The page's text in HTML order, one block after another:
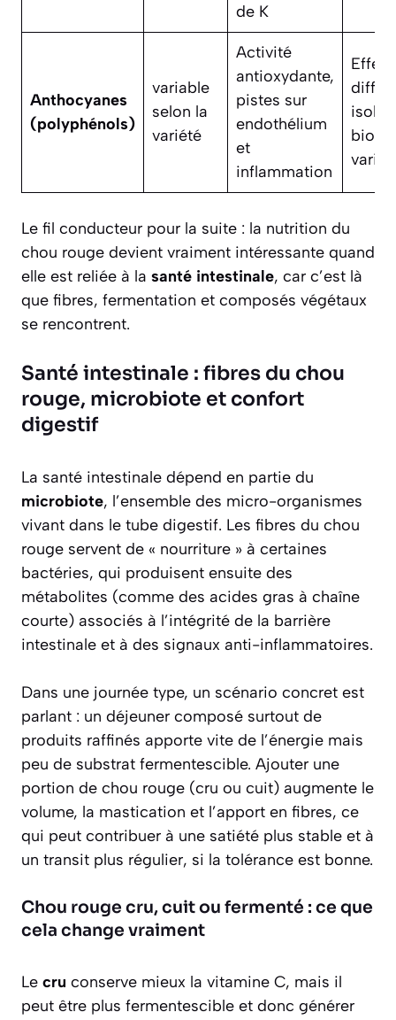
de K
Anthocyanes
(polyphénols)
variable
selon la
variété
Activité
antioxydante,
pistes sur
endothélium
et
inflammation
isoler,
Le fil conducteur pour la suite : la nutrition du
chou rouge devient vraiment intéressante quand
elle est reliée à la santé intestinale, car c’est là
que fibres, fermentation et composés végétaux
se rencontrent.
Santé intestinale : fibres du chou
rouge, microbiote et confort
digestif
La santé intestinale dépend en partie du
microbiote, l’ensemble des micro-organismes
vivant dans le tube digestif. Les fibres du chou
rouge servent de « nourriture » à certaines
bactéries, qui produisent ensuite des
métabolites (comme des acides gras à chaîne
courte) associés à l’intégrité de la barrière
intestinale et à des signaux anti-inflammatoires.
Dans une journée type, un scénario concret est
parlant : un déjeuner composé surtout de
produits raffinés apporte vite de l’énergie mais
peu de substrat fermentescible. Ajouter une
portion de chou rouge (cru ou cuit) augmente le
volume, la mastication et l’apport en fibres, ce
qui peut contribuer à une satiété plus stable et à
un transit plus régulier, si la tolérance est bonne.
Chou rouge cru, cuit ou fermenté : ce que
cela change vraiment
Le cru conserve mieux la vitamine C, mais il
peut être plus fermentescible et donc générer